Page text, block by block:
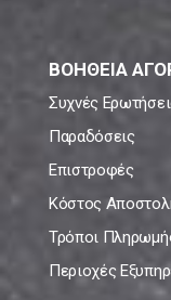
ΒΟΗΘΕΙΑ
Συχνές
Παραδόσεις
Επιστροφές
Κόστος
Τρόποι
Περιοχές